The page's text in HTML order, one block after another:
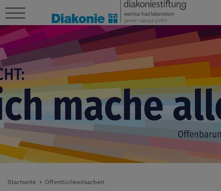
Startseite Öffentlichkeitsarbeit